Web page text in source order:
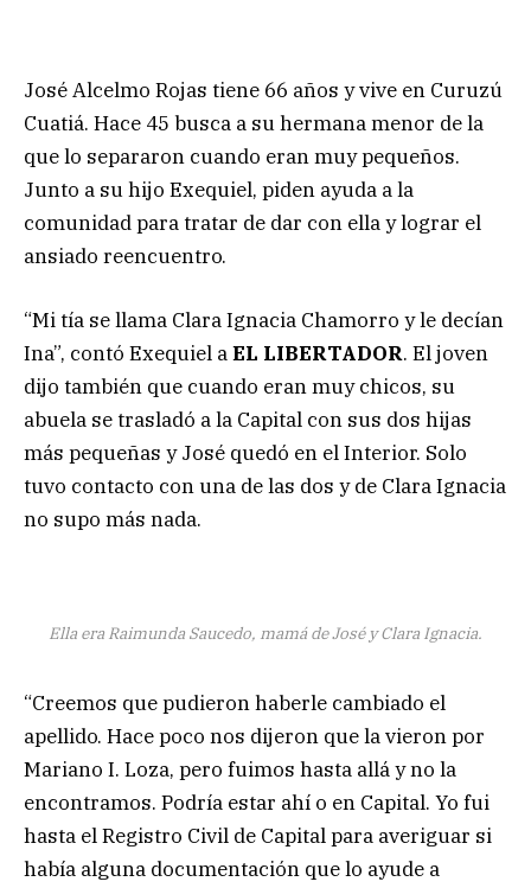
José Alcelmo Rojas tiene 66 años y vive en Curuzú
Cuatiá. Hace 45 busca a su hermana menor de la
que lo separaron cuando eran muy pequeños.
Junto a su hijo Exequiel, piden ayuda a la
comunidad para tratar de dar con ella y lograr el
ansiado reencuentro.
“Mi tía se llama Clara Ignacia Chamorro y le decían
Ina”, contó Exequiel aEL LIBERTADOR. El joven
dijo también que cuando eran muy chicos, su
abuela se trasladó a la Capital con sus dos hijas
más pequeñas y José quedó en el Interior. Solo
tuvo contacto con una de las dos y de Clara Ignacia
no supo más nada.
Ella era Raimunda Saucedo, mamá de José y Clara Ignacia.
“Creemos que pudieron haberle cambiado el
apellido. Hace poco nos dijeron que la vieron por
Mariano I. Loza, pero fuimos hasta allá y no la
encontramos. Podría estar ahí o en Capital. Yo fui
hasta el Registro Civil de Capital para averiguar si
había alguna documentación que lo ayude a